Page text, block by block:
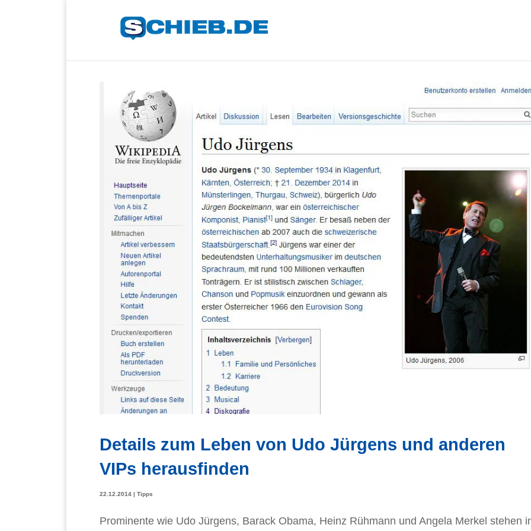
Details zum Leben von Udo Jürgens und anderen
VIPs herausfinden
22.12.2014 | Tipps
Prominente wie Udo Jürgens, Barack Obama, Heinz Rühmann und Angela Merkel stehen